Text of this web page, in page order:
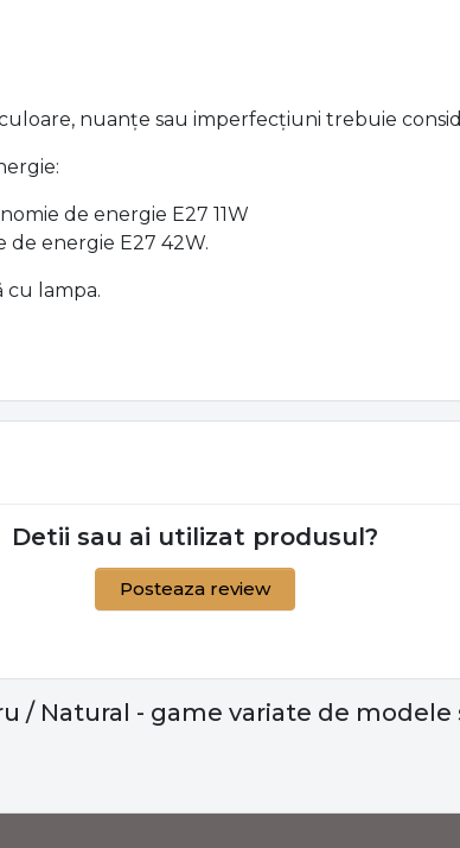
nuanțe sau imperfecțiuni trebuie
de energie E27 11W
energie E27 42W.
cu lampa.
Detii sau ai utilizat produsul?
Posteaza review
/ Natural - game variate de modele